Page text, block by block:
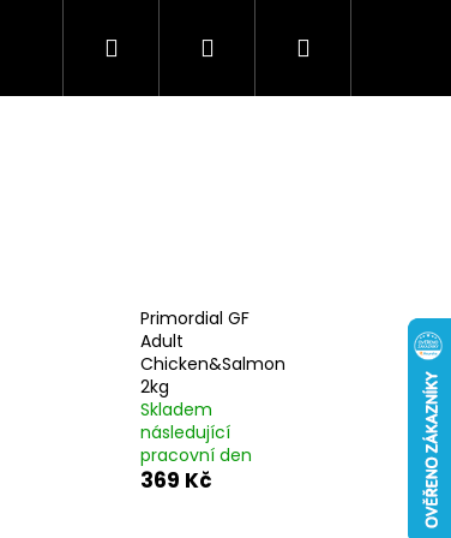
Chovatelské potřeby Novinky
Hledat PřihlášeníNákupní
Primordial GF
Adult
Chicken&Salmon
2kg
Skladem
následující
pracovní den
369 Kč